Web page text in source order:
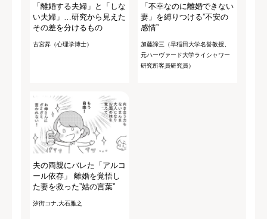
「離婚する夫婦」と「しな
い夫婦」…研究から見えた
その差を分けるもの
古宮昇（心理学博士）
「不幸なのに離婚できない
妻」を縛りつける”不安の
感情”
加藤諦三（早稲田大学名誉教授、
元ハーヴァード大学ライシャワー
研究所客員研究員）
夫の両親にバレた「アルコ
ール依存」 離婚を覚悟し
た妻を救った”姑の言葉”
汐街コナ,大石雅之